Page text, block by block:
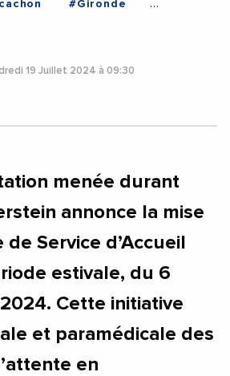
#Gironde
19 Juillet 2024 à 09:30
menée durant
annonce la mise
Service d’Accueil
estivale, du 6
Cette initiative
et paramédicale des
en